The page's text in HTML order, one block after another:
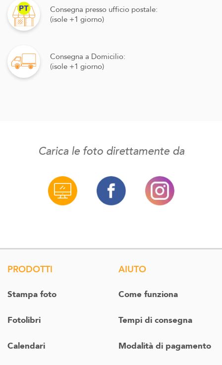
Consegna presso ufficio postale:
(isole +1 giorno)
Consegna a Domicilio:
(isole +1 giorno)
Carica le foto direttamente da
PRODOTTI
Stampa foto
Fotolibri
Calendari
AIUTO
Come funziona
Tempi di consegna
Modalità di pagamento